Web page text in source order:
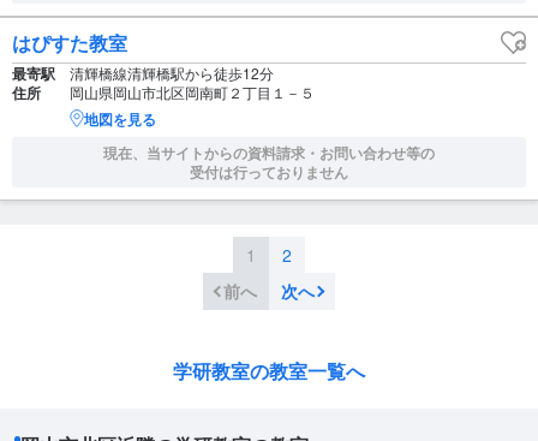
はぴすた教室
最寄駅 清輝橋線清輝橋駅から徒歩12分
住所 岡山県岡山市北区岡南町２丁目１－５
地図を見る
現在、当サイトからの資料請求・お問い合わせ等の
受付は行っておりません
1
2
前へ
次へ
学研教室の教室一覧へ